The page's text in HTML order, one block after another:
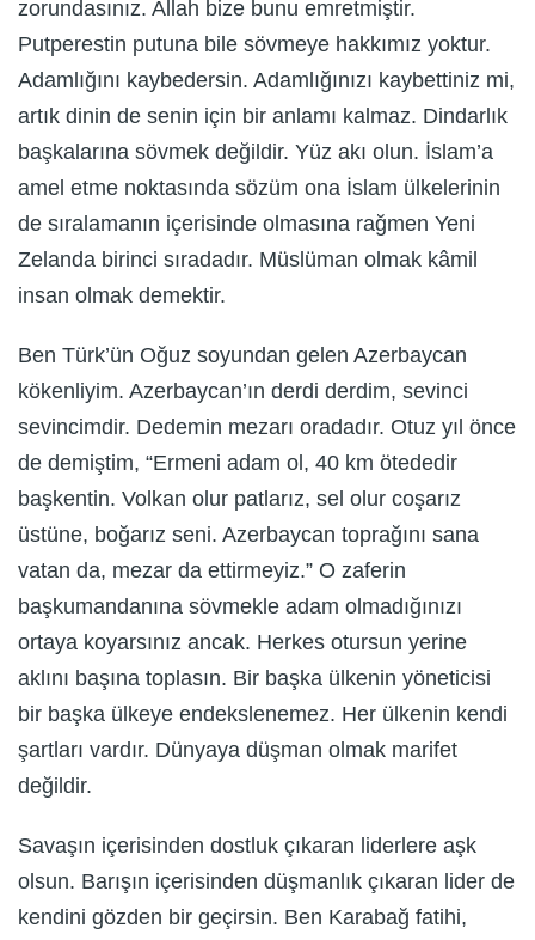
zorundasınız. Allah bize bunu emretmiştir.
Putperestin putuna bile sövmeye hakkımız yoktur.
Adamlığını kaybedersin. Adamlığınızı kaybettiniz mi,
artık dinin de senin için bir anlamı kalmaz. Dindarlık
başkalarına sövmek değildir. Yüz akı olun. İslam’a
amel etme noktasında sözüm ona İslam ülkelerinin
de sıralamanın içerisinde olmasına rağmen Yeni
Zelanda birinci sıradadır. Müslüman olmak kâmil
insan olmak demektir.
Ben Türk’ün Oğuz soyundan gelen Azerbaycan
kökenliyim. Azerbaycan’ın derdi derdim, sevinci
sevincimdir. Dedemin mezarı oradadır. Otuz yıl önce
de demiştim, “Ermeni adam ol, 40 km ötededir
başkentin. Volkan olur patlarız, sel olur coşarız
üstüne, boğarız seni. Azerbaycan toprağını sana
vatan da, mezar da ettirmeyiz.” O zaferin
başkumandanına sövmekle adam olmadığınızı
ortaya koyarsınız ancak. Herkes otursun yerine
aklını başına toplasın. Bir başka ülkenin yöneticisi
bir başka ülkeye endekslenemez. Her ülkenin kendi
şartları vardır. Dünyaya düşman olmak marifet
değildir.
Savaşın içerisinden dostluk çıkaran liderlere aşk
olsun. Barışın içerisinden düşmanlık çıkaran lider de
kendini gözden bir geçirsin. Ben Karabağ fatihi,